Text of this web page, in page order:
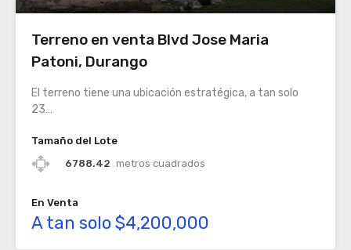
Terreno en venta Blvd Jose Maria
Patoni, Durango
El terreno tiene una ubicación estratégica, a tan solo
23…
Tamaño del Lote
6788.42 metros cuadrados
En Venta
A tan solo $4,200,000